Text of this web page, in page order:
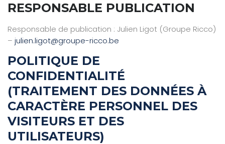
RESPONSABLE PUBLICATION
Responsable de publication : Julien Ligot (Groupe Ricco)
– julien.ligot@groupe-ricco.be
POLITIQUE DE
CONFIDENTIALITÉ
(TRAITEMENT DES DONNÉES À
CARACTÈRE PERSONNEL DES
VISITEURS ET DES
UTILISATEURS)